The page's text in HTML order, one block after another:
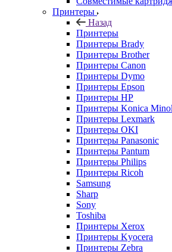
Принтеры
Назад
Принтеры
Принтеры Brady
Принтеры Brother
Принтеры Canon
Принтеры Dymo
Принтеры Epson
Принтеры HP
Принтеры Konica
Принтеры Lexmark
Принтеры OKI
Принтеры Panasonic
Принтеры Pantum
Принтеры Philips
Принтеры Ricoh
Samsung
Sharp
Sony
Toshiba
Принтеры Xerox
Принтеры Kyocera
Принтеры Zebra